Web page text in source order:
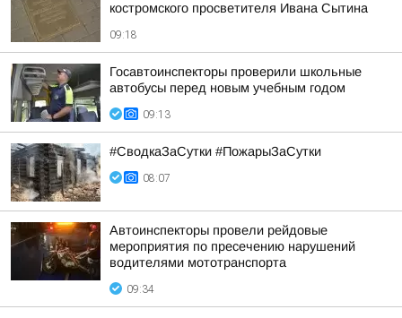
костромского просветителя Ивана Сытина
09:18
Госавтоинспекторы проверили школьные
автобусы перед новым учебным годом
09:13
#СводкаЗаСутки #ПожарыЗаСутки
08:07
Автоинспекторы провели рейдовые
мероприятия по пресечению нарушений
водителями мототранспорта
09:34